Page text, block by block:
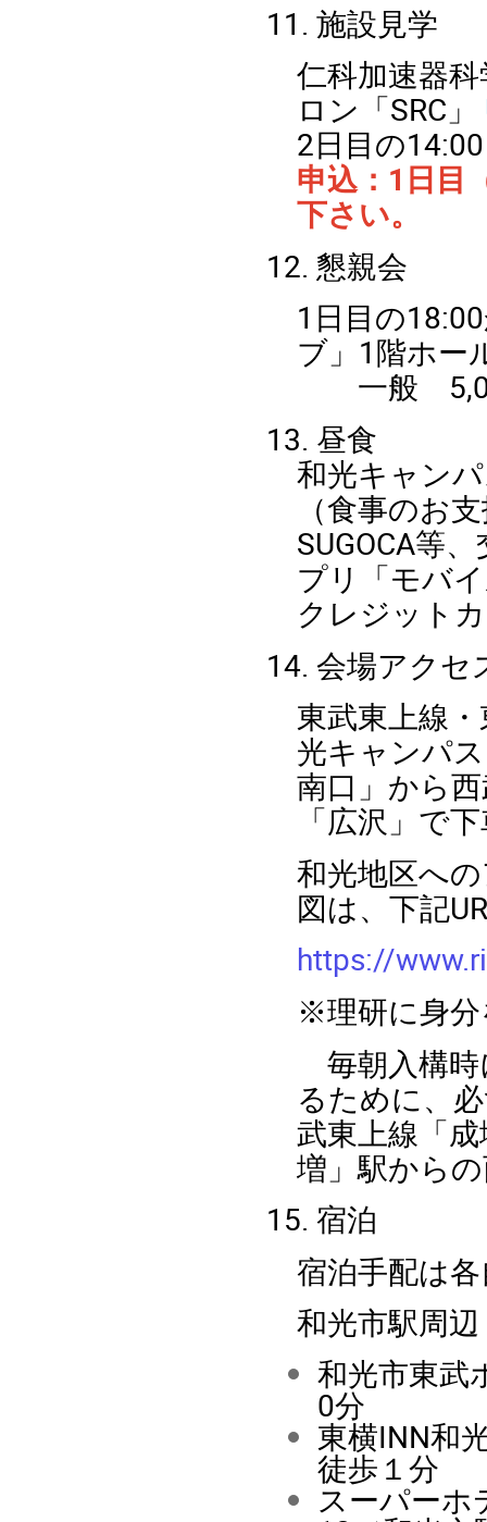
11. 施設見学
仁科加速器
ロン「SRC」
2日目の
申込：1日目
下さい。
12. 懇親会
1日目の
ブ」1階ホー
一般
13. 昼食
和光キャン
（食事のお
SUGOCA等
プリ「モバ
クレジット
14. 会場アクセ
東武東上線
光キャンパ
南口」から
「広沢」で
和光地区へ
図は、下記
https://
※理研に身
毎朝入構時
るために、
武東上線「
増」駅から
15. 宿泊
宿泊手配は
和光市駅周
和光市東武
0分
東横INN和
徒歩１分
スーパーホ